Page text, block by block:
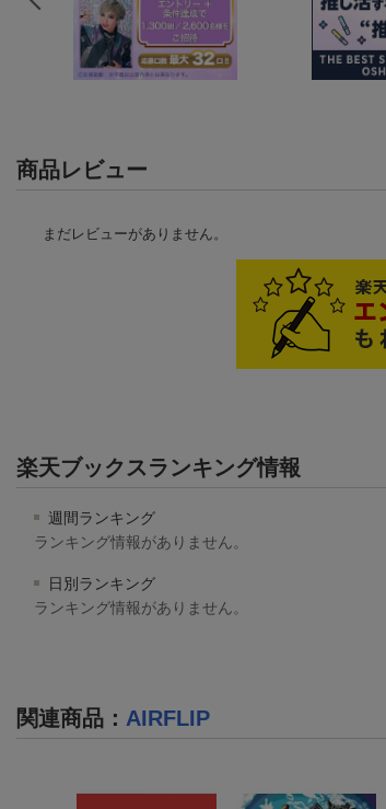
商品レビュー
まだレビューがありません。
楽天ブックスランキング情報
週間ランキング
ランキング情報がありません。
日別ランキング
ランキング情報がありません。
関連商品 ： AIRFLIP